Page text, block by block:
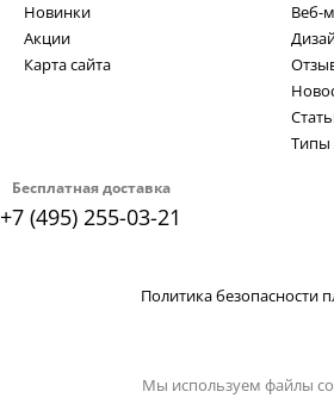
Бесплатная доставка
+7 (495) 255-03-21
Новинки
Акции
Карта сайта
Веб-
Типы
Политика безопасности
Мы используем файлы